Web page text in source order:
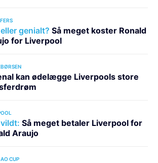
genialt? Så meget koster Ronald
for Liverpool
kan ødelægge Liverpools store
Så meget betaler Liverpool for
Araujo
CUP